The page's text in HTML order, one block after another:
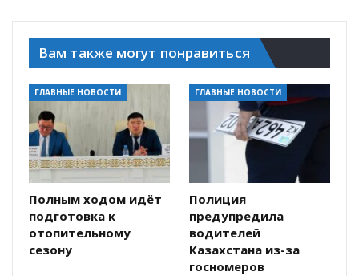
Вам также могут понравиться
ГЛАВНЫЕ НОВОСТИ
Полным ходом идёт
подготовка к
отопительному
сезону
ГЛАВНЫЕ НОВОСТИ
Полиция
предупредила
водителей
Казахстана из-за
госномеров